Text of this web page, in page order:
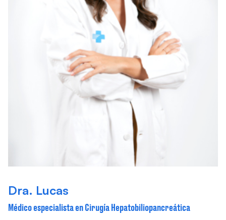
Dra. Lucas
Médico especialista en Cirugía Hepatobiliopancreática